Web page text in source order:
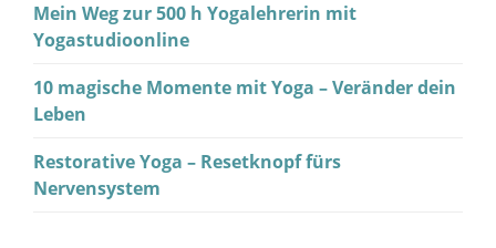
Mein Weg zur 500 h Yogalehrerin mit
Yogastudioonline
10 magische Momente mit Yoga – Veränder dein
Leben
Restorative Yoga – Resetknopf fürs
Nervensystem